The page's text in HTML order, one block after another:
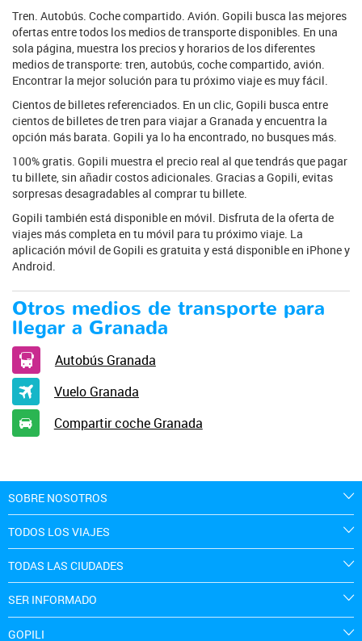
Tren. Autobús. Coche compartido. Avión. Gopili busca las mejores
ofertas entre todos los medios de transporte disponibles. En una
sola página, muestra los precios y horarios de los diferentes
medios de transporte: tren, autobús, coche compartido, avión.
Encontrar la mejor solución para tu próximo viaje es muy fácil.
Cientos de billetes referenciados. En un clic, Gopili busca entre
cientos de billetes de tren para viajar a Granada y encuentra la
opción más barata. Gopili ya lo ha encontrado, no busques más.
100% gratis. Gopili muestra el precio real al que tendrás que pagar
tu billete, sin añadir costos adicionales. Gracias a Gopili, evitas
sorpresas desagradables al comprar tu billete.
Gopili también está disponible en móvil. Disfruta de la oferta de
viajes más completa en tu móvil para tu próximo viaje. La
aplicación móvil de Gopili es gratuita y está disponible en iPhone y
Android.
Otros medios de transporte para
llegar a Granada
Autobús Granada
Vuelo Granada
Compartir coche Granada
SOBRE NOSOTROS
TODOS LOS VIAJES
TODAS LAS CIUDADES
SER INFORMADO
GOPILI